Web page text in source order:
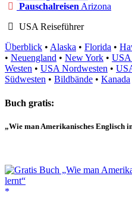
Pauschalreisen Arizona
USA Reiseführer
Überblick • Alaska • Florida •
• Neuengland • New York • USA
Westen • USA Nordwesten •
Südwesten • Bildbände • Kanada
Buch gratis:
„Wie man Amerikanisches Englisch